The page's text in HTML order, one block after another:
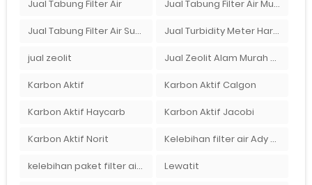
Jual Tabung Filter Air Jual Tabung Filter Air Murah
Jual Tabung Filter Air Surabaya Jual Turbidity Meter Harga Murah Di Sulawesi
jual zeolit Jual Zeolit Alam Murah Di Surabaya
Karbon Aktif Karbon Aktif Calgon
Karbon Aktif Haycarb Karbon Aktif Jacobi
Karbon Aktif Norit Kelebihan filter air Ady Water untuk menyaring air sumur bor di rumah"
kelebihan paket filter air Ady Water Lewatit